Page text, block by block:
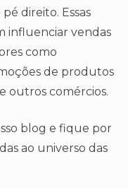
direito. Essas
influenciar vendas
como
de produtos
outros comércios.
blog e fique por
ao universo das